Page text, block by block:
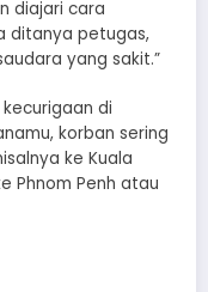
diajari cara
ditanya petugas,
yang sakit.”
di
korban sering
ke Kuala
Phnom Penh atau